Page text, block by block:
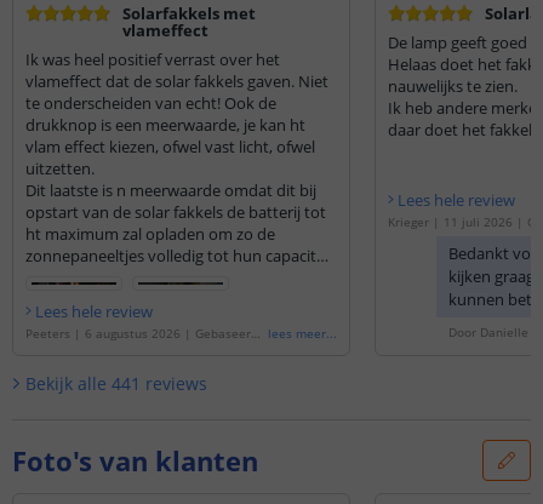
Solarfakkels met
vlameffect
Ik was heel positief verrast over het
vlameffect dat de solar fakkels gaven. Niet
te onderscheiden van echt! Ook de
drukknop is een meerwaarde, je kan ht
vlam effect kiezen, ofwel vast licht, ofwel
uitzetten.
Dit laatste is n meerwaarde omdat dit bij
opstart van de solar fakkels de batterij tot
ht maximum zal opladen om zo de
zonnepaneeltjes volledig tot hun capaciteit
deze nu prachtig branden bij avond. Geeft
een prachtige Arabische sfeer. Ook de
om te kiezen hoe of waar je de solar fakkels
etc...ook zit er n duidelijke
gebruiksaanwijzing bij.
Lees hele review
Peeters | 6 augustus 2026 | Gebaseerd
lees meer...
De lamp geeft goed
Helaas doet het
nauwelijks te zien.
Ik heb andere
daar doet het fakkel
Lees hele review
Krieger| 11 juli 2026 |
rdeelset van 4 stuks'
Bedankt
kijken graag
kunnen
Door Danielle
Bekijk alle 441 reviews
Foto's van klanten